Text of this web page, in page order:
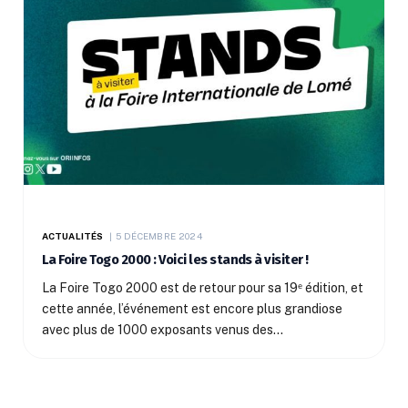
ACTUALITÉS 5 DÉCEMBRE 2024
La Foire Togo 2000 : Voici les stands à visiter !
La Foire Togo 2000 est de retour pour sa 19ᵉ édition, et
cette année, l’événement est encore plus grandiose
avec plus de 1000 exposants venus des…